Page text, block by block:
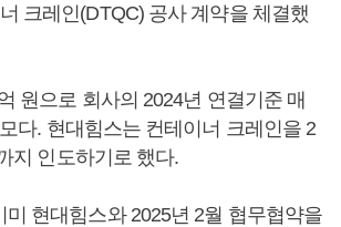
크레인(DTQC) 공사 계약을 체결했
원으로 회사의 2024년 연결기준 매
다. 현대힘스는 컨테이너 크레인을 2
지 인도하기로 했다.
미 현대힘스와 2025년 2월 협무협약을